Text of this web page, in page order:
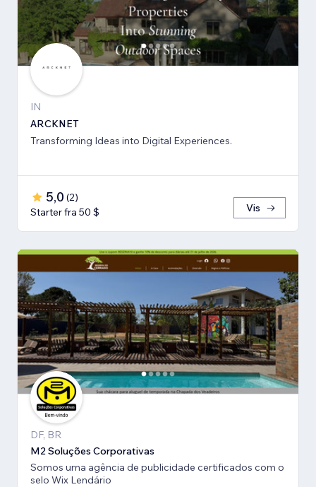
IN
ARCKNET
Transforming Ideas into Digital Experiences.
5,0 (2)
Starter fra 50 $
Vis
DF, BR
M2 Soluções Corporativas
Somos uma agência de publicidade certificados com o
selo Wix Lendário